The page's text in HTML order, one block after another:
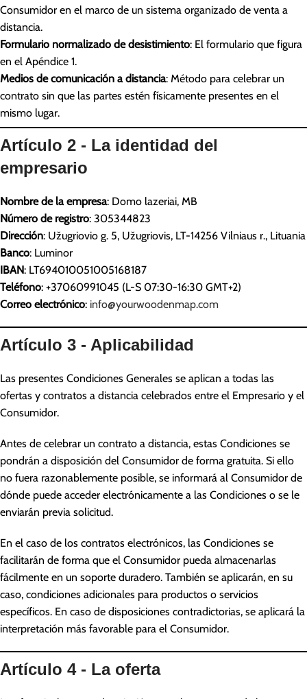
Consumidor en el marco de un sistema organizado de venta a
distancia.
Formulario normalizado de desistimiento: El formulario que figura
en el Apéndice 1.
Medios de comunicación a distancia: Método para celebrar un
contrato sin que las partes estén físicamente presentes en el
mismo lugar.
Artículo 2 - La identidad del
empresario
Nombre de la empresa: Domo lazeriai, MB
Número de registro: 305344823
Dirección: Užugriovio g. 5, Užugriovis, LT-14256 Vilniaus r., Lituania
Banco: Luminor
IBAN: LT694010051005168187
Teléfono: +37060991045 (L-S 07:30-16:30 GMT+2)
Correo electrónico: info@yourwoodenmap.com
Artículo 3 - Aplicabilidad
Las presentes Condiciones Generales se aplican a todas las
ofertas y contratos a distancia celebrados entre el Empresario y el
Consumidor.
Antes de celebrar un contrato a distancia, estas Condiciones se
pondrán a disposición del Consumidor de forma gratuita. Si ello
no fuera razonablemente posible, se informará al Consumidor de
dónde puede acceder electrónicamente a las Condiciones o se le
enviarán previa solicitud.
En el caso de los contratos electrónicos, las Condiciones se
facilitarán de forma que el Consumidor pueda almacenarlas
fácilmente en un soporte duradero. También se aplicarán, en su
caso, condiciones adicionales para productos o servicios
específicos. En caso de disposiciones contradictorias, se aplicará la
interpretación más favorable para el Consumidor.
Artículo 4 - La oferta